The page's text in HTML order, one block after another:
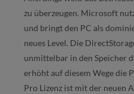
zu überzeugen. Microsoft
und bringt den PC als
neues Level. Die
unmittelbar in den Speicher
erhöht auf diesem Wege die
Pro Lizenz ist mit der neuen